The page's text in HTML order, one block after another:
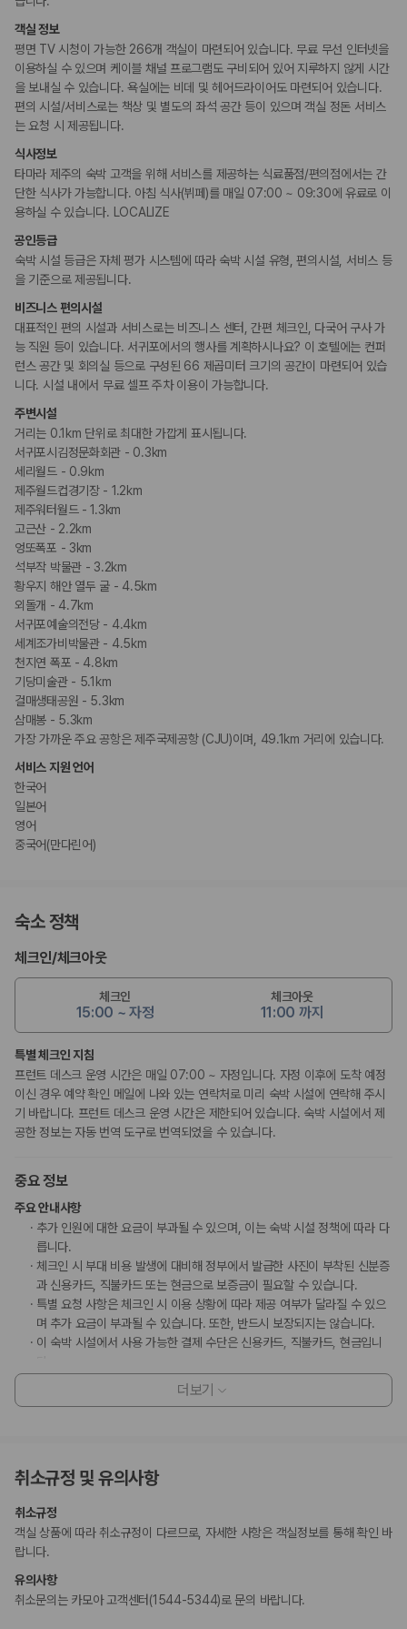
코워킹 스페이스
회의공간
연회장
비즈니스 센터
흡연 시설
금연 숙박 시설
객실 정보
평면 TV 시청이 가능한 266개 객실이 마련되어 있습니다. 무료 무선 인터넷을
이용하실 수 있으며 케이블 채널 프로그램도 구비되어 있어 지루하지 않게 시간
을 보내실 수 있습니다. 욕실에는 비데 및 헤어드라이어도 마련되어 있습니다.
편의 시설/서비스로는 책상 및 별도의 좌석 공간 등이 있으며 객실 정돈 서비스
는 요청 시 제공됩니다.
식사정보
타마라 제주의 숙박 고객을 위해 서비스를 제공하는 식료품점/편의점에서는 간
단한 식사가 가능합니다. 아침 식사(뷔페)를 매일 07:00 ~ 09:30에 유료로 이
용하실 수 있습니다. LOCALIZE
공인등급
숙박 시설 등급은 자체 평가 시스템에 따라 숙박 시설 유형, 편의시설, 서비스 등
을 기준으로 제공됩니다.
비즈니스 편의시설
대표적인 편의 시설과 서비스로는 비즈니스 센터, 간편 체크인, 다국어 구사 가
능 직원 등이 있습니다. 서귀포에서의 행사를 계획하시나요? 이 호텔에는 컨퍼
런스 공간 및 회의실 등으로 구성된 66 제곱미터 크기의 공간이 마련되어 있습
니다. 시설 내에서 무료 셀프 주차 이용이 가능합니다.
주변시설
거리는 0.1km 단위로 최대한 가깝게 표시됩니다.
서귀포시김정문화회관 - 0.3km
세리월드 - 0.9km
제주월드컵경기장 - 1.2km
제주워터월드 - 1.3km
고근산 - 2.2km
엉또폭포 - 3km
석부작 박물관 - 3.2km
황우지 해안 열두 굴 - 4.5km
외돌개 - 4.7km
서귀포예술의전당 - 4.4km
세계조가비박물관 - 4.5km
천지연 폭포 - 4.8km
기당미술관 - 5.1km
걸매생태공원 - 5.3km
삼매봉 - 5.3km
가장 가까운 주요 공항은 제주국제공항 (CJU)이며, 49.1km 거리에 있습니다.
서비스 지원 언어
한국어
일본어
영어
중국어(만다린어)
숙소 정책
체크인/체크아웃
체크인
15:00 ~ 자정
체크아웃
11:00 까지
특별 체크인 지침
프런트 데스크 운영 시간은 매일 07:00 ~ 자정입니다. 자정 이후에 도착 예정
이신 경우 예약 확인 메일에 나와 있는 연락처로 미리 숙박 시설에 연락해 주시
기 바랍니다. 프런트 데스크 운영 시간은 제한되어 있습니다. 숙박 시설에서 제
공한 정보는 자동 번역 도구로 번역되었을 수 있습니다.
중요 정보
주요 안내사항
추가 인원에 대한 요금이 부과될 수 있으며, 이는 숙박 시설 정책에 따라 다
릅니다.
체크인 시 부대 비용 발생에 대비해 정부에서 발급한 사진이 부착된 신분증
과 신용카드, 직불카드 또는 현금으로 보증금이 필요할 수 있습니다.
특별 요청 사항은 체크인 시 이용 상황에 따라 제공 여부가 달라질 수 있으
며 추가 요금이 부과될 수 있습니다. 또한, 반드시 보장되지는 않습니다.
이 숙박 시설에서 사용 가능한 결제 수단은 신용카드, 직불카드, 현금입니
이 숙박 시설은 안전을 위해 소화기, 연기 감지기 등을 갖추고 있습니다.
기타 선택사항
뷔페아침 식사 요금: 성인 KRW 14000, 어린이 KRW 10000(대략적인
금액)
추가 요금 지불 시 이른 체크인 가능(객실 이용 상황에 따라 다름)
추가 요금 지불 시 늦은 체크아웃 가능(객실 이용 상황에 따라 다름)
위 목록에 명시되지 않은 다른 항목이 있을 수 있습니다. 요금 및 보증금은 세전
금액일 수 있으며 변경될 수 있습니다.
더보기
취소규정 및 유의사항
취소규정
객실 상품에 따라 취소규정이 다르므로, 자세한 사항은 객실정보를 통해 확인 바
랍니다.
유의사항
취소문의는 카모아 고객센터(1544-5344)로 문의 바랍니다.